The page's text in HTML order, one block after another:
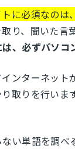
に必須なの
り、聞いた
、必ずパソコ
ンターネッ
取りを行い
い単語を調